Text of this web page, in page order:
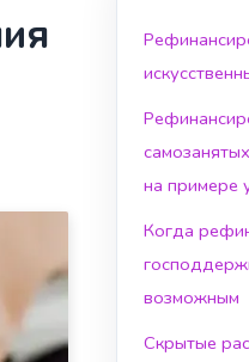
на примере
Когда
возможным
Скрытые